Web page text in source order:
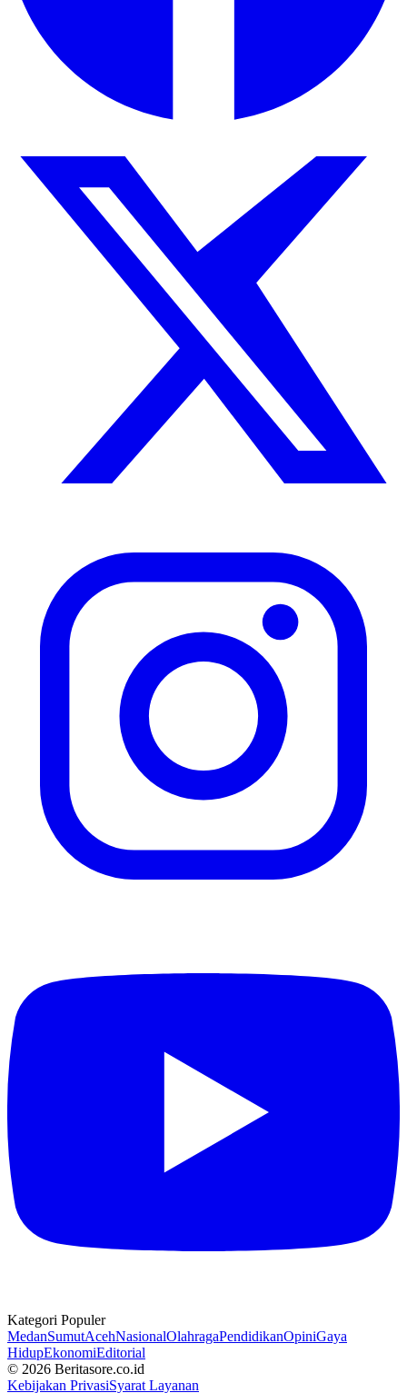
Kategori Populer
MedanSumutAcehNasionalOlahragaPendidikanOpiniGaya
HidupEkonomiEditorial
© 2026 Beritasore.co.id
Kebijakan PrivasiSyarat Layanan